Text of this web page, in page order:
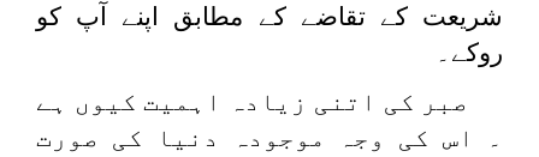
شریعت کے تقاضے کے مطابق اپنے آپ کو
روکے۔
صبر کی اتنی زیادہ اہمیت کیوں ہے
۔ اس کی وجہ موجودہ دنیا کی صورت